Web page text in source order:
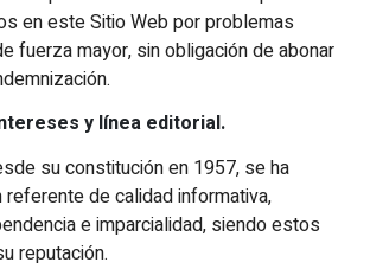
en este Sitio Web por problemas
fuerza mayor, sin obligación de abonar
y línea editorial.
su constitución en 1957, se ha
de calidad informativa,
e imparcialidad, siendo estos
reputación.